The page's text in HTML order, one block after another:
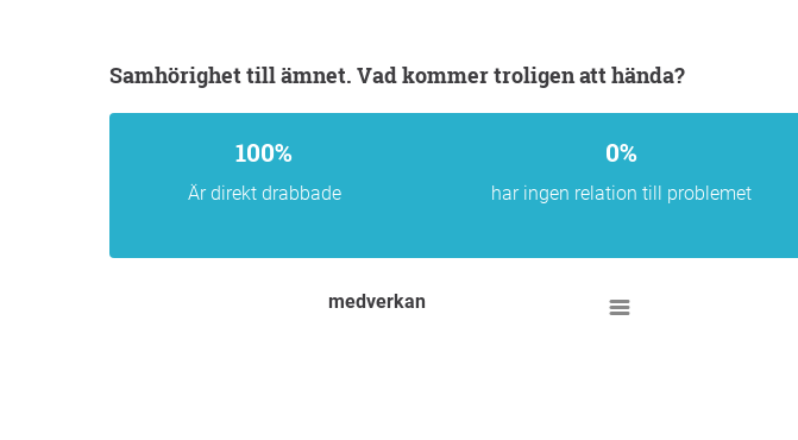
Samhörighet till ämnet. Vad kommer troligen att hända?
100%
Är direkt drabbade
0%
har ingen relation till problemet
medverkan